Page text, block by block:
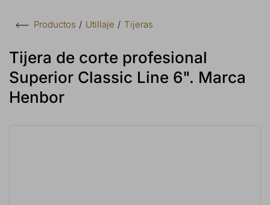
Productos Utillaje Tijeras
Tijera de corte profesional
Superior Classic Line 6". Marca
Henbor